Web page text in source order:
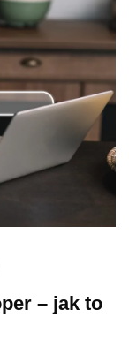
– jak to